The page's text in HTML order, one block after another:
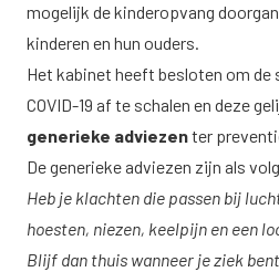
mogelijk de kinderopvang
kinderen en hun ouders.
Het kabinet heeft besloten om de
COVID-19 af te schalen en deze
generieke adviezenter
De generieke adviezen zijn als
Heb je klachten die passen bij
hoesten, niezen, keelpijn en een
Blijf dan thuis wanneer je ziek